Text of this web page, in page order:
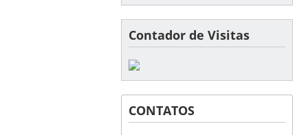
Contador de Visitas
CONTATOS